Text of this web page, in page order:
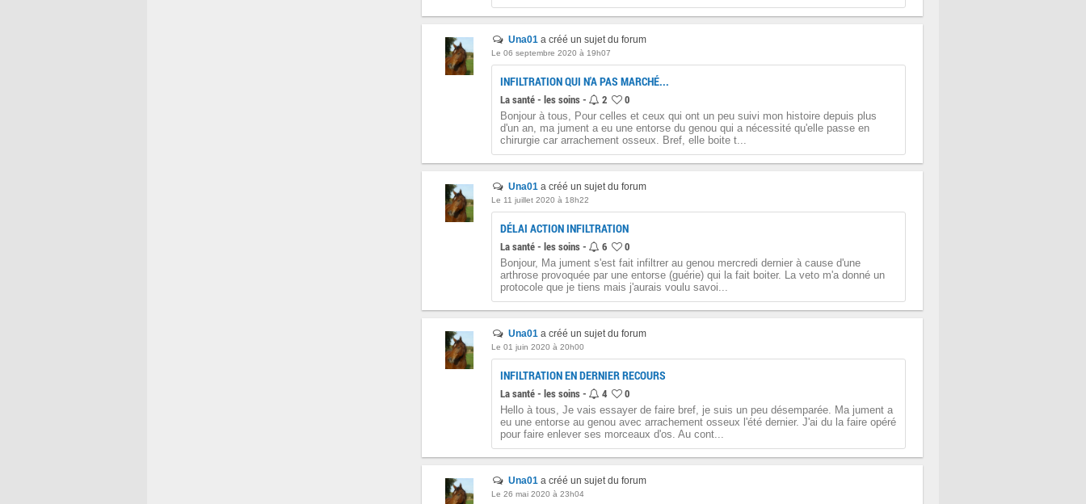
Una01 a créé un sujet du forum
Le 06 septembre 2020 à 19h07
INFILTRATION QUI N'A PAS MARCHÉ...
La santé - les soins - 2 0
Bonjour à tous, Pour celles et ceux qui ont un peu suivi mon histoire depuis plus
d'un an, ma jument a eu une entorse du genou qui a nécessité qu'elle passe en
chirurgie car arrachement osseux. Bref, elle boite t...
Una01 a créé un sujet du forum
Le 11 juillet 2020 à 18h22
DÉLAI ACTION INFILTRATION
La santé - les soins - 6 0
Bonjour, Ma jument s'est fait infiltrer au genou mercredi dernier à cause d'une
arthrose provoquée par une entorse (guérie) qui la fait boiter. La veto m'a donné un
protocole que je tiens mais j'aurais voulu savoi...
Una01 a créé un sujet du forum
Le 01 juin 2020 à 20h00
INFILTRATION EN DERNIER RECOURS
La santé - les soins - 4 0
Hello à tous, Je vais essayer de faire bref, je suis un peu désemparée. Ma jument a
eu une entorse au genou avec arrachement osseux l'été dernier. J'ai du la faire opéré
pour faire enlever ses morceaux d'os. Au cont...
Una01 a créé un sujet du forum
Le 26 mai 2020 à 23h04